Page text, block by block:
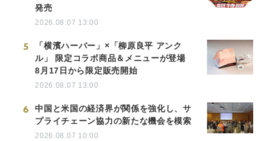
発売
2026.08.07 13:00
5
「横濱ハーバー」×「柳原良平 アンク
ル」 限定コラボ商品＆メニューが登場
8月17日から限定販売開始
2026.08.07 13:00
6
中国と米国の経済界が関係を強化し、サ
プライチェーン協力の新たな機会を模索
2026.08.07 10:00